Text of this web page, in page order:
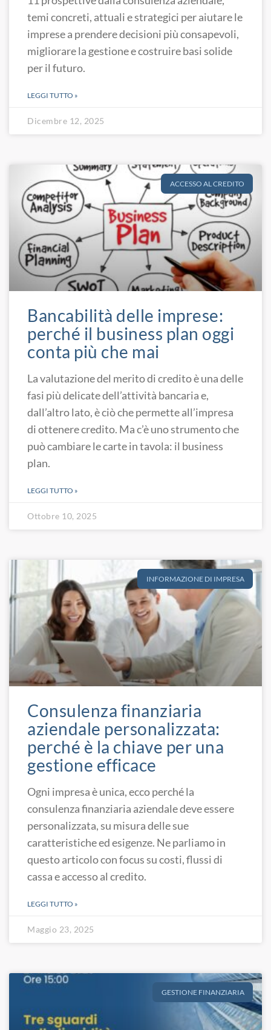
temi concreti, attuali e strategici per aiutare le
imprese a prendere decisioni più consapevoli,
migliorare la gestione e costruire basi solide
per il futuro.
LEGGI TUTTO »
Dicembre 12, 2025
ACCESSO AL CREDITO
Bancabilità delle imprese:
perché il business plan oggi
conta più che mai
La valutazione del merito di credito è una delle
fasi più delicate dell’attività bancaria e,
dall’altro lato, è ciò che permette all’impresa
di ottenere credito. Ma c’è uno strumento che
può cambiare le carte in tavola: il business
plan.
LEGGI TUTTO »
Ottobre 10, 2025
INFORMAZIONE DI IMPRESA
Consulenza finanziaria
aziendale personalizzata:
perché è la chiave per una
gestione efficace
Ogni impresa è unica, ecco perché la
consulenza finanziaria aziendale deve essere
personalizzata, su misura delle sue
caratteristiche ed esigenze. Ne parliamo in
questo articolo con focus su costi, flussi di
cassa e accesso al credito.
LEGGI TUTTO »
Maggio 23, 2025
GESTIONE FINANZIARIA